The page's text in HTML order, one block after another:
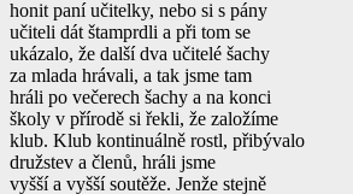
honit paní učitelky, nebo si s pány
učiteli dát štamprdli a při tom se
ukázalo, že další dva učitelé šachy
za mlada hrávali, a tak jsme tam
hráli po večerech šachy a na konci
školy v přírodě si řekli, že založíme
klub. Klub kontinuálně rostl, přibývalo
družstev a členů, hráli jsme
vyšší a vyšší soutěže. Jenže stejně